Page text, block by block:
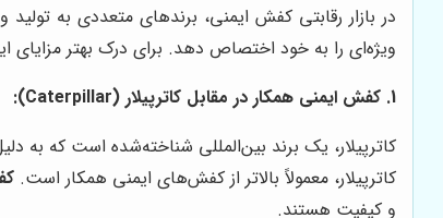
در بازار رقابتی کفش ایمنی، برندهای متعددی به
ویژه‌ای را به خود اختصاص دهد. برای درک بهتر مزایای
1. کفش ایمنی همکار در مقابل کاترپیلار (Caterpillar):
کاترپیلار، یک برند بین‌المللی شناخته‌شده است که به
کاترپیلار، معمولاً بالاتر از کفش‌های ایمنی همکار است.
و کیفیت هستند.